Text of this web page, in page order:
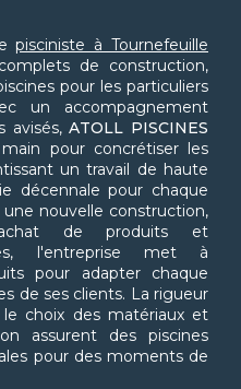
pisciniste à Tournefeuille
de construction,
pour les particuliers
un accompagnement
avisés,ATOLL PISCINES
pour concrétiser les
un travail de haute
décennale pour chaque
nouvelle construction,
de produits et
l'entreprise met à
pour adapter chaque
de ses clients. La rigueur
le choix des matériaux et
assurent des piscines
pour des moments de